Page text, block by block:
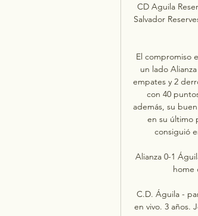
CD Aguila
Salvador
El compromiso
un lado
empates y 2
con 40
además, su
en su último
consiguió
Alianza 0-1
home
C.D. Águila -
en vivo. 3 años.